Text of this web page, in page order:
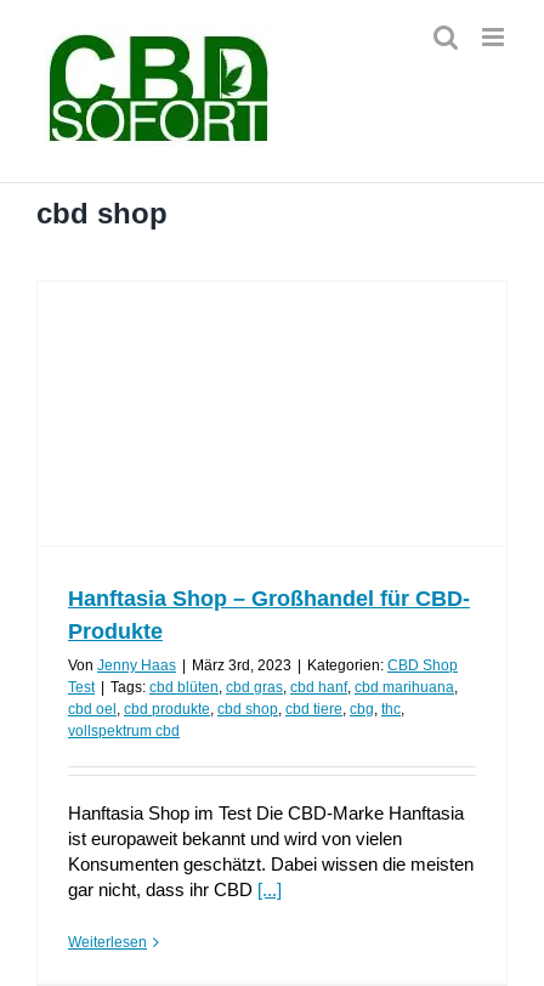
springen
cbd shop
Hanftasia Shop – Großhandel für CBD-
Produkte
Von Jenny Haas März 3rd, 2023 Kategorien: CBD Shop
Test
Tags: cbd blüten, cbd gras, cbd hanf, cbd marihuana,
cbd oel , cbd produkte, cbd shop, cbd tiere, cbg, thc,
vollspektrum cbd
Hanftasia Shop im Test Die CBD-Marke Hanftasia
ist europaweit bekannt und wird von vielen
Konsumenten geschätzt. Dabei wissen die meisten
gar nicht, dass ihr CBD [...]
Weiterlesen